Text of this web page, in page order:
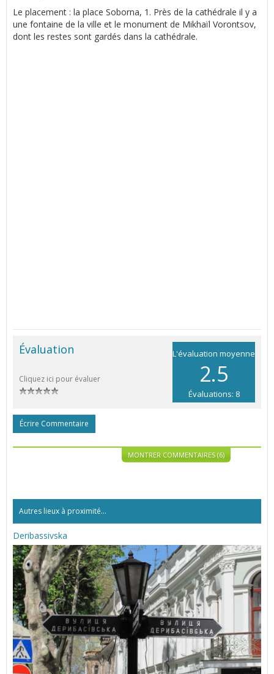
Le placement : la place Soborna, 1. Près de la cathédrale il y a
une fontaine de la ville et le monument de Mikhaïl Vorontsov,
dont les restes sont gardés dans la cathédrale.
L'évaluation moyenne
2.5
Évaluations: 8
Évaluation
Cliquez ici pour évaluer
Écrire Commentaire
MONTRER COMMENTAIRES (6)
Autres lieux à proximité...
Deribassivska